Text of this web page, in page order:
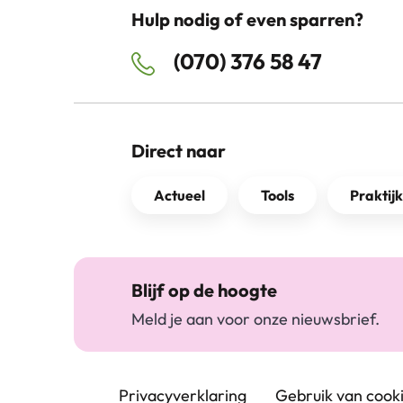
Hulp nodig of even sparren?
(070) 376 58 47
Direct naar
Actueel Tools
Blijf op de hoogte
Meld je aan voor onze nieuwsbrief.
Privacyverklaring Gebruik van